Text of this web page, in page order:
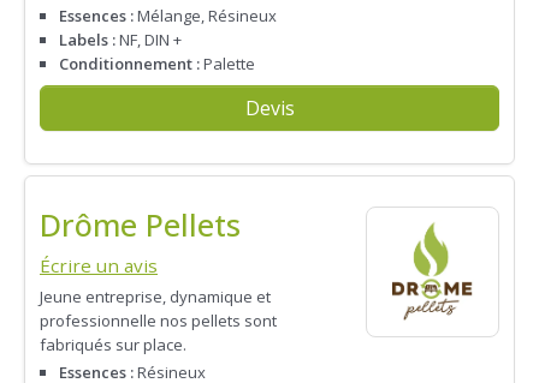
Essences :Mélange, Résineux
Labels :NF, DIN +
Conditionnement :Palette
Devis
Drôme Pellets
Écrire un avis
Jeune entreprise, dynamique et
professionnelle nos pellets sont
fabriqués sur place.
Essences :Résineux